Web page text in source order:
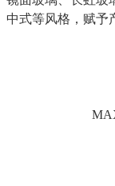
中式等风格，赋予